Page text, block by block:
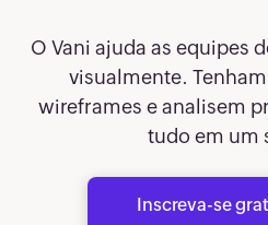
O Vani ajuda as equipes
visualmente.
wireframes e analisem
tudo em um
Inscreva-se